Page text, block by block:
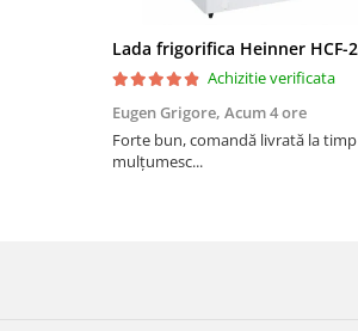
Achizitie verificata
Eugen Grigore, Acum 4 ore
Forte bun, comandă livrată la timp
mulțumesc...